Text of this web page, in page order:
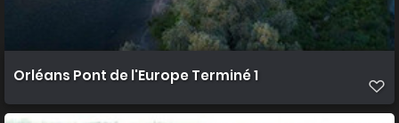
Orléans Pont de l'Europe Terminé 1